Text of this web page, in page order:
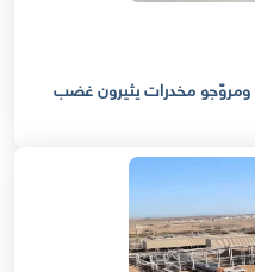
ومروّجو مخدرات يثيرون غضب